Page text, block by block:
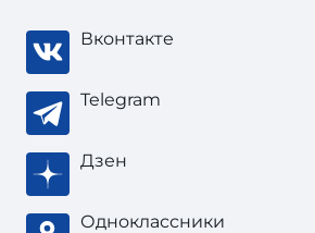
Вконтакте
Telegram
Дзен
Одноклассники